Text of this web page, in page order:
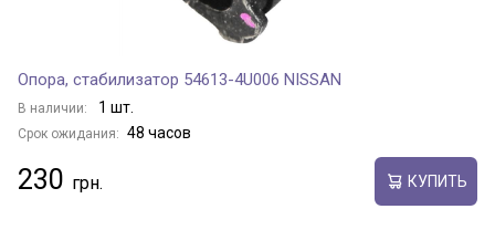
Опора, стабилизатор 54613-4U006 NISSAN
В наличии: 1 шт.
Срок ожидания: 48 часов
230 КУПИТЬ